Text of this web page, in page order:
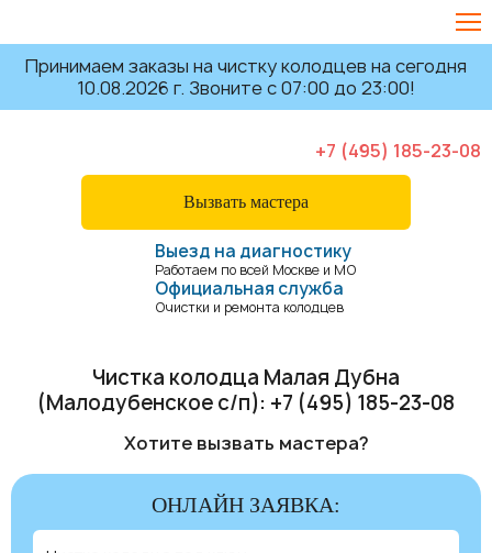
Принимаем заказы на чистку колодцев на сегодня
10.08.2026 г. Звоните с 07:00 до 23:00!
Вызвать мастера
Выезд на диагностику
Работаем по всей Москве и МО
Официальная служба
Очистки и ремонта колодцев
+7 (495) 185-23-08
Чистка колодца Малая Дубна
(Малодубенское с/п): +7 (495) 185-23-08
Хотите вызвать мастера?
ОНЛАЙН ЗАЯВКА: